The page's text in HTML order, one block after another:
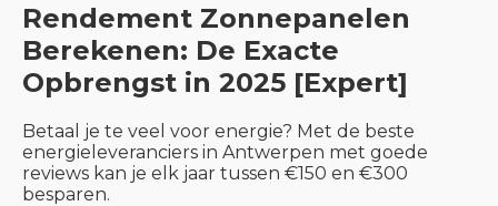
Rendement Zonnepanelen
Berekenen: De Exacte
Opbrengst in 2025 [Expert]
Betaal je te veel voor energie? Met de beste
energieleveranciers in Antwerpen met goede
reviews kan je elk jaar tussen €150 en €300
besparen.